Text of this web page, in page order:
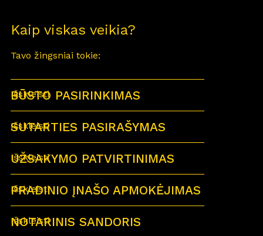
Kaip viskas veikia?
Tavo žingsniai tokie:
Išskleisti
BŪSTO PASIRINKIMAS
Išskleisti
SUTARTIES PASIRAŠYMAS
Išskleisti
UŽSAKYMO PATVIRTINIMAS
Išskleisti
PRADINIO ĮNAŠO APMOKĖJIMAS
Išskleisti
NOTARINIS SANDORIS